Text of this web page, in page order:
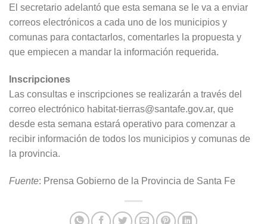
El secretario adelantó que esta semana se le va a enviar
correos electrónicos a cada uno de los municipios y
comunas para contactarlos, comentarles la propuesta y
que empiecen a mandar la información requerida.
Inscripciones
Las consultas e inscripciones se realizarán a través del
correo electrónico habitat-tierras@santafe.gov.ar, que
desde esta semana estará operativo para comenzar a
recibir información de todos los municipios y comunas de
la provincia.
Fuente: Prensa Gobierno de la Provincia de Santa Fe